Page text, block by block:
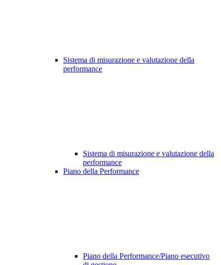
Sistema di misurazione e valutazione della
performance
Sistema di misurazione e valutazione della
performance
Piano della Performance
Piano della Performance/Piano esecutivo